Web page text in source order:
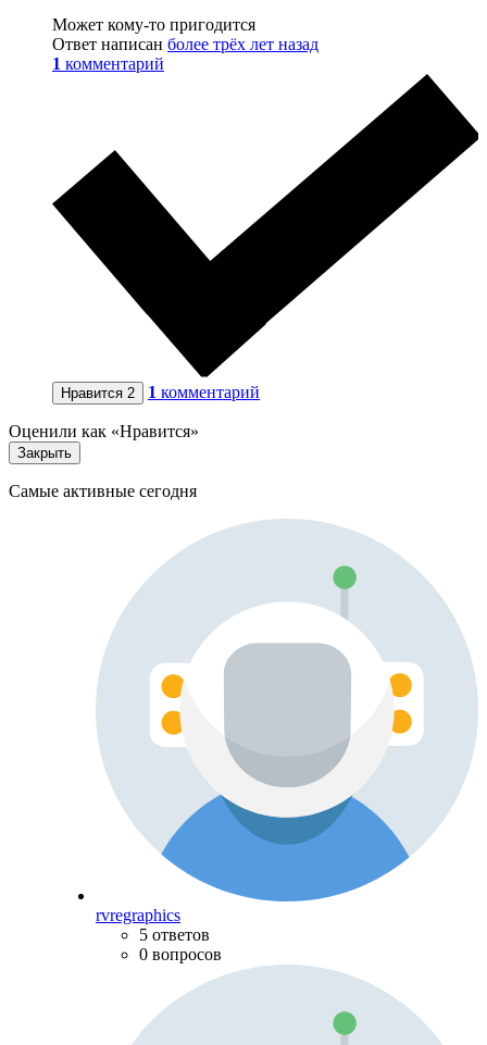
Может кому-то пригодится
Ответ написан более трёх лет назад
1 комментарий
Нравится 2 1 комментарий
Оценили как «Нравится»
Закрыть
Самые активные сегодня
rvregraphics
5 ответов
0 вопросов